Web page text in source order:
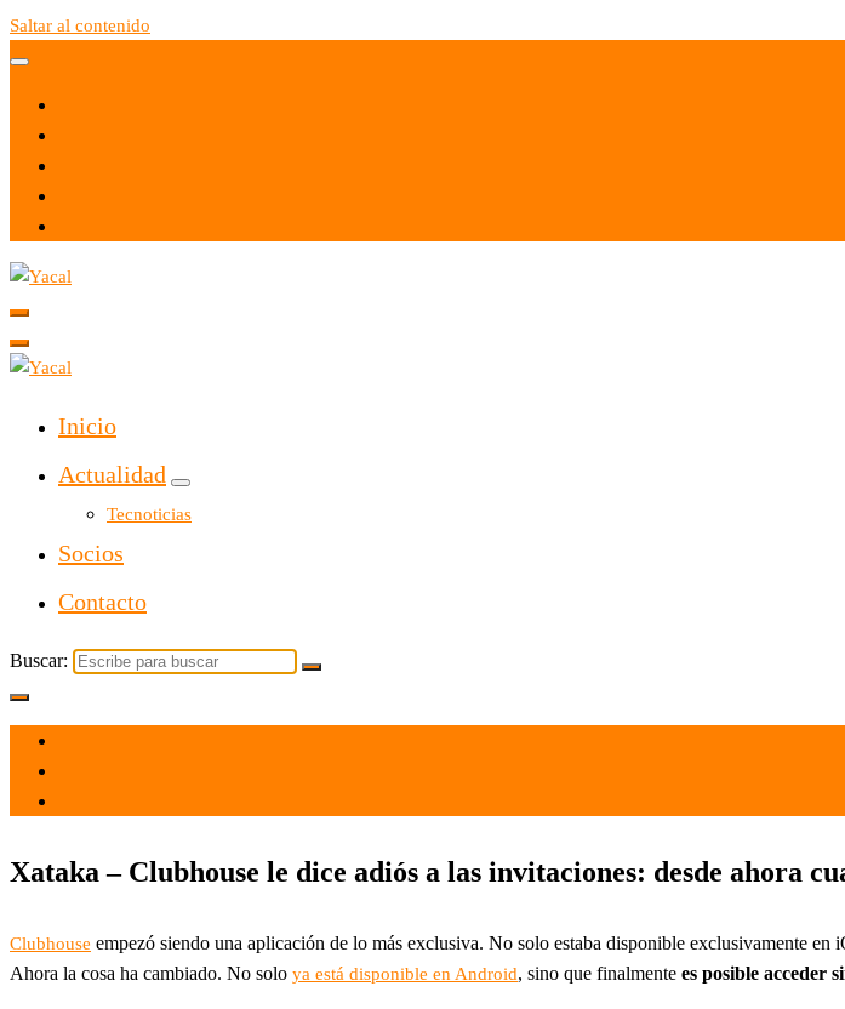
Saltar al contenido
Yacal micro hosting
Inicio
Actualidad
Tecnoticias
Socios
Contacto
Buscar:
Xataka – Clubhouse le dice adiós a las invitaciones: desde ahora
Clubhouse empezó siendo una aplicación de lo más exclusiva. No solo estaba disponible exclusivamente
Ahora la cosa ha cambiado. No solo ya está disponible en Android, sino que finalmente es posible acceder